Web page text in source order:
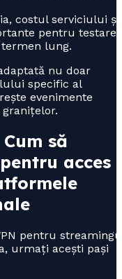
costul serviciului și
pentru testarea
lung.
nu doar
specific al
evenimente
să
acces
pentru
urmați acești pași